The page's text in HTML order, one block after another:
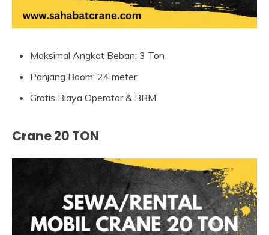
Maksimal Angkat Beban: 3 Ton
Panjang Boom: 24 meter
Gratis Biaya Operator & BBM
Crane 20 TON